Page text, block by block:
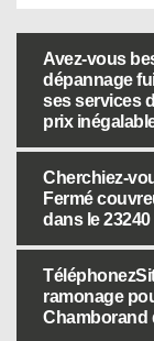
Avez-vous
dépannage
ses services
prix
Cherchiez-
Fermé
dans le 23240
ramonage
Chamborand